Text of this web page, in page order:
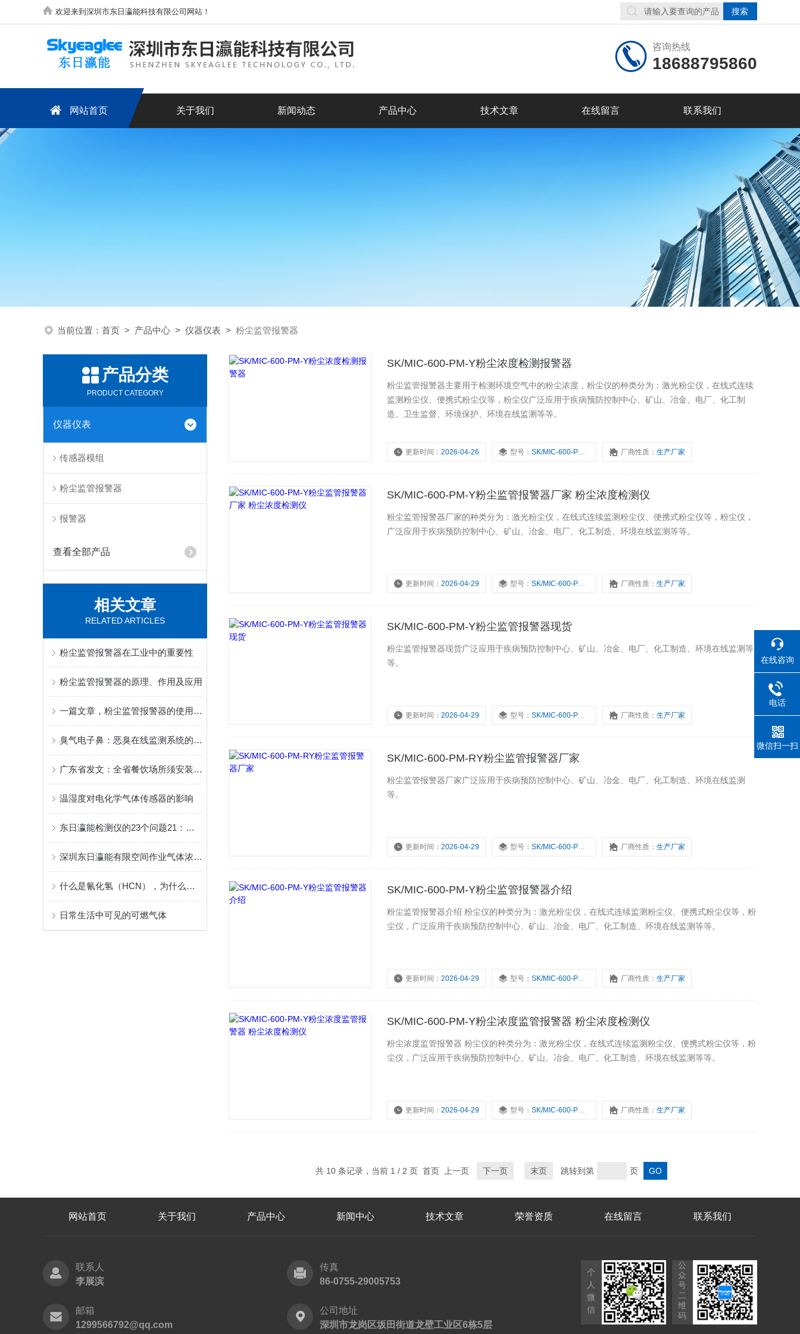
欢迎来到深圳市东日瀛能科技有限公司网站！
咨询热线
18688795860
网站首页 关于我们 新闻动态 产品中心 技术文章 在线留言 联系我们
当前位置： 首页 > 产品中心 > 仪器仪表 > 粉尘监管报警器
产品分类
PRODUCT CATEGORY
仪器仪表
传感器模组
粉尘监管报警器
报警器
查看全部产品
相关文章
RELATED ARTICLES
粉尘监管报警器在工业中的重要性
粉尘监管报警器的原理、作用及应用
一篇文章，粉尘监管报警器的使用维护就可全掌握
臭气电子鼻：恶臭在线监测系统的检测介质-MVOC
广东省发文：全省餐饮场所须安装可燃气体报警器
温湿度对电化学气体传感器的影响
东日瀛能检测仪的23个问题21：气体探测器为什么不接入火灾报警系统？
深圳东日瀛能有限空间作业气体浓度检测仪系统方案
什么是氰化氢（HCN），为什么要配备氰化氢检测仪？
日常生活中可见的可燃气体
SK/MIC-600-PM-Y粉尘浓度检测报警器
粉尘监管报警器主要用于检测环境空气中的粉尘浓度，粉尘仪的种类分为：激光粉尘仪，在线式连续
监测粉尘仪、便携式粉尘仪等，粉尘仪广泛应用于疾病预防控制中心、矿山、冶金、电厂、化工制
造、卫生监督、环境保护、环境在线监测等等。
更新时间：2026-04-26 型号：SK/MIC-600-PM-Y 厂商性质：生产厂家
SK/MIC-600-PM-Y粉尘监管报警器厂家 粉尘浓度检测仪
粉尘监管报警器厂家的种类分为：激光粉尘仪，在线式连续监测粉尘仪、便携式粉尘仪等，粉尘仪，
广泛应用于疾病预防控制中心、矿山、冶金、电厂、化工制造、环境在线监测等等。
更新时间：2026-04-29 型号：SK/MIC-600-PM-Y 厂商性质：生产厂家
SK/MIC-600-PM-Y粉尘监管报警器现货
粉尘监管报警器现货广泛应用于疾病预防控制中心、矿山、冶金、电厂、化工制造、环境在线监测等
等。
更新时间：2026-04-29 型号：SK/MIC-600-PM-Y 厂商性质：生产厂家
SK/MIC-600-PM-RY粉尘监管报警器厂家
粉尘监管报警器厂家广泛应用于疾病预防控制中心、矿山、冶金、电厂、化工制造、环境在线监测
等。
更新时间：2026-04-29 型号：SK/MIC-600-PM-RY 厂商性质：生产厂家
SK/MIC-600-PM-Y粉尘监管报警器介绍
粉尘监管报警器介绍 粉尘仪的种类分为：激光粉尘仪，在线式连续监测粉尘仪、便携式粉尘仪等，粉
尘仪，广泛应用于疾病预防控制中心、矿山、冶金、电厂、化工制造、环境在线监测等等。
更新时间：2026-04-29 型号：SK/MIC-600-PM-Y 厂商性质：生产厂家
SK/MIC-600-PM-Y粉尘浓度监管报警器 粉尘浓度检测仪
粉尘浓度监管报警器 粉尘仪的种类分为：激光粉尘仪，在线式连续监测粉尘仪、便携式粉尘仪等，粉
尘仪，广泛应用于疾病预防控制中心、矿山、冶金、电厂、化工制造、环境在线监测等等。
更新时间：2026-04-29 型号：SK/MIC-600-PM-Y 厂商性质：生产厂家
共 10 条记录，当前 1 / 2 页 首页 上一页 下一页 末页 跳转到第 页
网站首页 关于我们 产品中心 新闻中心 技术文章 荣誉资质 在线留言 联系我们
联系人
李展滨
传真
86-0755-29005753
邮箱
1299566792@qq.com
公司地址
深圳市龙岗区坂田街道龙壁工业区6栋5层
个
人
微
信
公
众
号
二
维
码
在线咨询
电话
微信扫一扫